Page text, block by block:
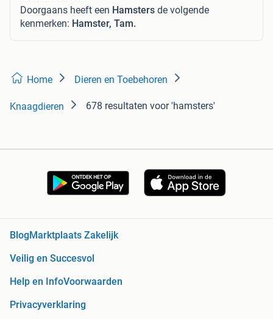
Doorgaans heeft een Hamsters de volgende
kenmerken: Hamster, Tam.
Home Dieren en Toebehoren
Knaagdieren 678 resultaten voor 'hamsters'
BlogMarktplaats Zakelijk
Veilig en Succesvol
Help en InfoVoorwaarden
Privacyverklaring